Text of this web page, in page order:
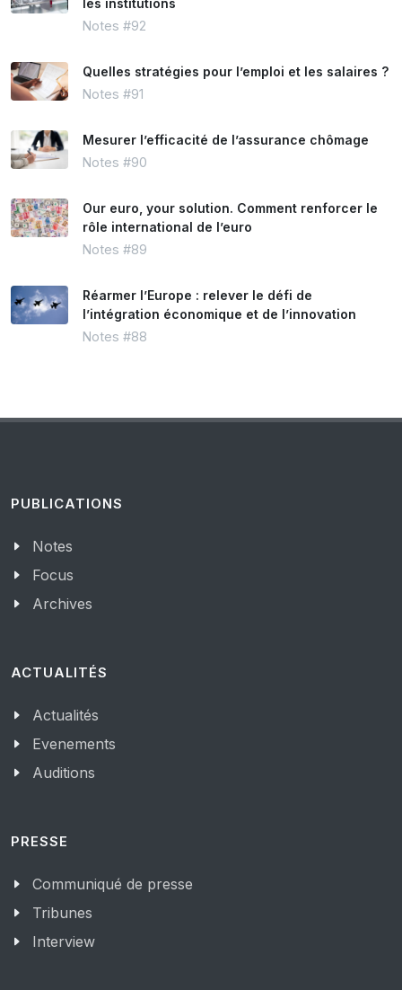
les institutions
Notes #92
Quelles stratégies pour l’emploi et les salaires ?
Notes #91
Mesurer l’efficacité de l’assurance chômage
Notes #90
Our euro, your solution. Comment renforcer le
rôle international de l’euro
Notes #89
Réarmer l’Europe : relever le défi de
l’intégration économique et de l’innovation
Notes #88
PUBLICATIONS
Notes
Focus
Archives
ACTUALITÉS
Actualités
Evenements
Auditions
PRESSE
Communiqué de presse
Tribunes
Interview